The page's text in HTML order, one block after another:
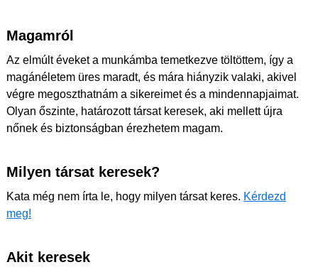
Magamról
Az elmúlt éveket a munkámba temetkezve töltöttem, így a
magánéletem üres maradt, és mára hiányzik valaki, akivel
végre megoszthatnám a sikereimet és a mindennapjaimat.
Olyan őszinte, határozott társat keresek, aki mellett újra
nőnek és biztonságban érezhetem magam.
Milyen társat keresek?
Kata még nem írta le, hogy milyen társat keres. Kérdezd
meg!
Akit keresek